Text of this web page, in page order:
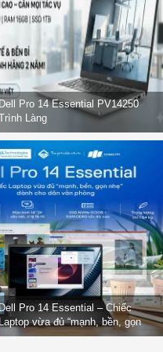
Dell Pro 14 Essential PV14250
Làng
Pro 14 Essential – Chiếc
Laptop vừa đủ “mạnh, bền, gọn
dành cho dân văn phòng